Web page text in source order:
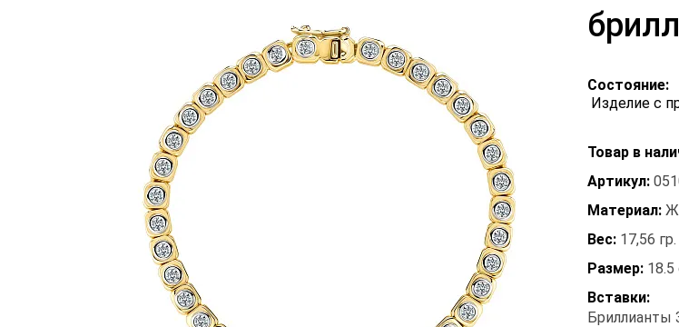
Состояние:
Изделие с
Товар в
Артикул:
Материал:
Вес: 17,56 гр.
Размер: 18.5
Вставки:
Бриллианты